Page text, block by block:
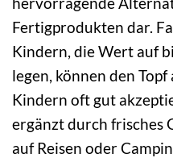
Fertigprodukten dar.
Kindern, die Wert auf
legen, können den
Kindern oft gut
ergänzt durch frisches
auf Reisen oder